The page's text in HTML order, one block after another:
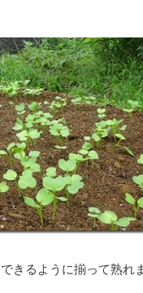
きるように揃って熟れ